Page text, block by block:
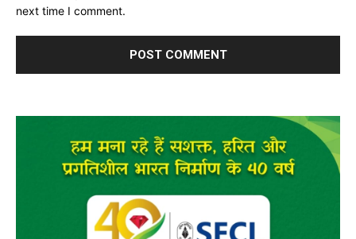
next time I comment.